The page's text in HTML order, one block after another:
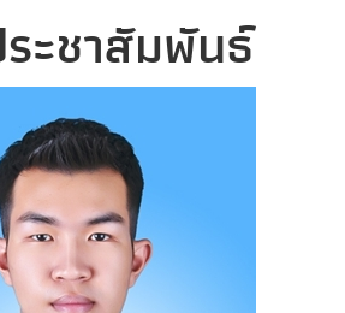
ะชาสัมพันธ์